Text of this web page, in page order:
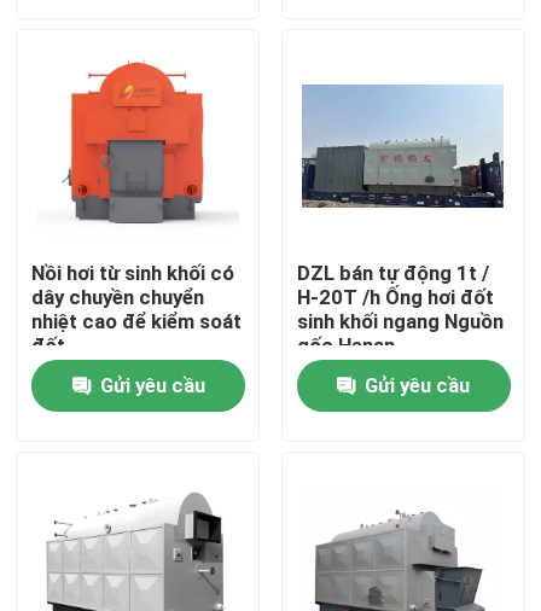
Về chúng tôi
Tham quan nhà máy
Kiểm soát chất lượng
Liên hệ chúng tôi
Yêu cầu báo giá
Nồi hơi dầu khí
Nồi hơi từ sinh khối có
dây chuyền chuyển
nhiệt cao để kiểm soát
đốt
Gửi yêu cầu
DZL bán tự động 1t /
H-20T /h Ống hơi đốt
sinh khối ngang Nguồn
gốc Henan
Gửi yêu cầu